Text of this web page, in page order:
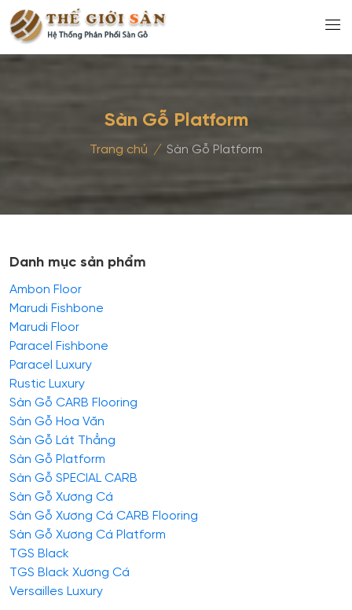
Sàn Gỗ Platform
Trang chủ / Sàn Gỗ Platform
Danh mục sản phẩm
Ambon Floor
Marudi Fishbone
Marudi Floor
Paracel Fishbone
Paracel Luxury
Rustic Luxury
Sàn Gỗ CARB Flooring
Sàn Gỗ Hoa Văn
Sàn Gỗ Lát Thẳng
Sàn Gỗ Platform
Sàn Gỗ SPECIAL CARB
Sàn Gỗ Xương Cá
Sàn Gỗ Xương Cá CARB Flooring
Sàn Gỗ Xương Cá Platform
TGS Black
TGS Black Xương Cá
Versailles Luxury